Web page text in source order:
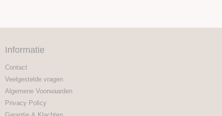
Informatie
Contact
Veelgestelde vragen
Algemene Voorwaarden
Privacy Policy